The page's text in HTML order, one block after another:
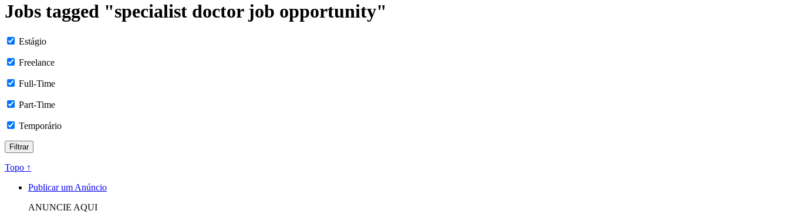
Jobs tagged "specialist doctor job opportunity"
Estágio
Freelance
Full-Time
Part-Time
Temporário
Topo ↑
Publicar um Anúncio
ANUNCIE AQUI